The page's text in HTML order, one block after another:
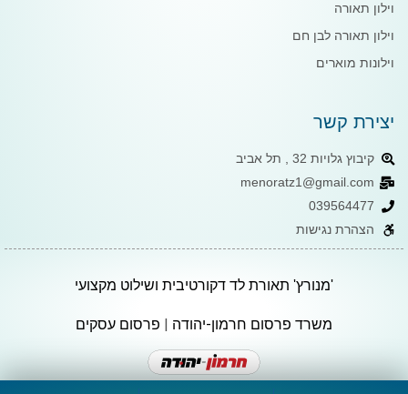
וילון תאורה
וילון תאורה לבן חם
וילונות מוארים
יצירת קשר
קיבוץ גלויות 32 , תל אביב
menoratz1@gmail.com
039564477
הצהרת נגישות
'מנורץ' תאורת לד דקורטיבית ושילוט מקצועי
משרד פרסום חרמון-יהודה פרסום עסקים